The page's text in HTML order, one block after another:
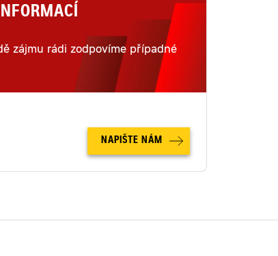
zájmu rádi zodpovíme případné
NAPIŠTE NÁM